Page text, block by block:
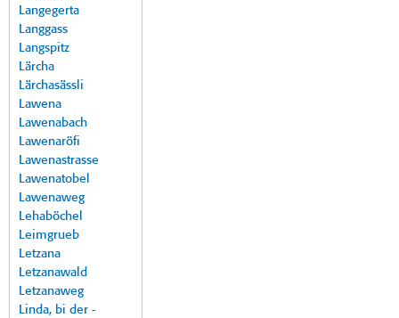
Langegerta
Langgass
Langspitz
Lärcha
Lärchasässli
Lawena
Lawenabach
Lawenaröfi
Lawenastrasse
Lawenatobel
Lawenaweg
Lehaböchel
Leimgrueb
Letzana
Letzanawald
Letzanaweg
Linda, bi der -